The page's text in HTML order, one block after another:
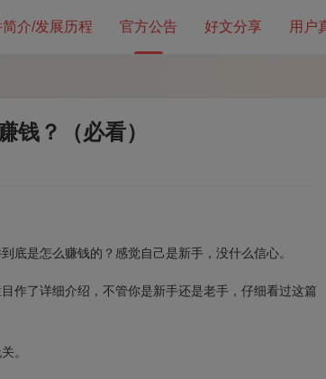
介/发展历程 官方公告 好文分享 用户
钱？（必看）
底是怎么赚钱的？感觉自己是新手，没什么信心。
作了详细介绍，不管你是新手还是老手，仔细看过这篇
。